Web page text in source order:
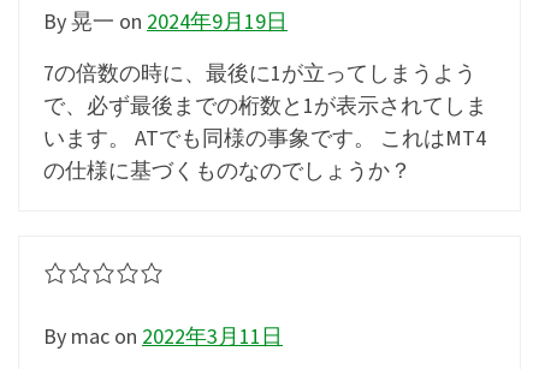
By 晃一 on 2024年9月19日
7の倍数の時に、最後に1が立ってしまうよう
で、必ず最後までの桁数と1が表示されてしま
います。 ATでも同様の事象です。 これはMT4
の仕様に基づくものなのでしょうか？
By mac on 2022年3月11日